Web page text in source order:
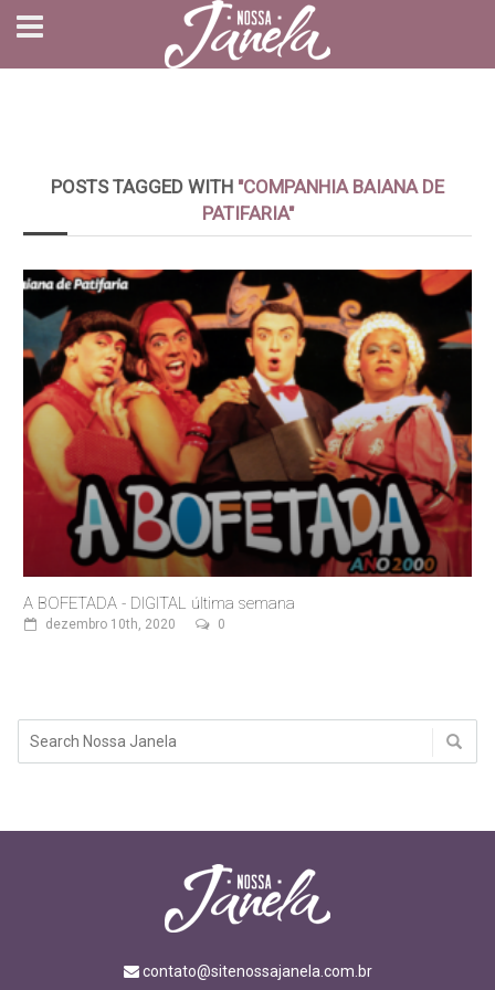
POSTS TAGGED WITH "COMPANHIA BAIANA DE
PATIFARIA"
A BOFETADA - DIGITAL última semana
dezembro 10th, 2020 0
contato@sitenossajanela.com.br